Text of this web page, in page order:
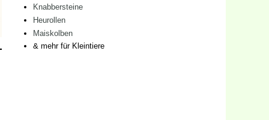
Knabbersteine
Heurollen
Maiskolben
& mehr für Kleintiere